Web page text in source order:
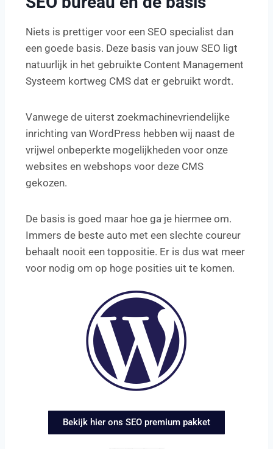
Niets is prettiger voor een SEO specialist dan
een goede basis. Deze basis van jouw SEO ligt
natuurlijk in het gebruikte Content Management
Systeem kortweg CMS dat er gebruikt wordt.
Vanwege de uiterst zoekmachinevriendelijke
inrichting van WordPress hebben wij naast de
vrijwel onbeperkte mogelijkheden voor onze
websites en webshops voor deze CMS
gekozen.
De basis is goed maar hoe ga je hiermee om.
Immers de beste auto met een slechte coureur
behaalt nooit een toppositie. Er is dus wat meer
voor nodig om op hoge posities uit te komen.
Bekijk hier ons SEO premium pakket